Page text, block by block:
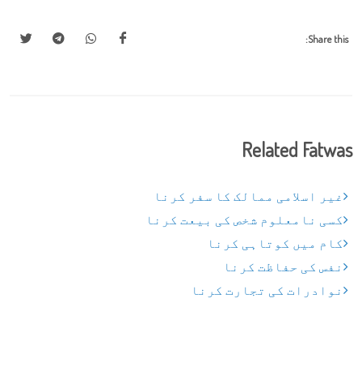
Share this:
Related Fatwas
غیر اسلامی ممالک کا سفر کرنا
کسی نامعلوم شخص کی بیعت کرنا
کام میں کوتاہی کرنا
نفس کی حفاظت کرنا
نوادرات کی تجارت کرنا